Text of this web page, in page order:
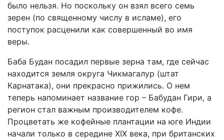
было нельзя. Но поскольку он взял всего семь
зерен (по священному числу в исламе), его
поступок расценили как совершенный во имя
веры.
Баба Будан посадил первые зерна там, где сейчас
находится земля округа Чикмагалур (штат
Карнатака), они прекрасно прижились. О нем
теперь напоминает название гор – Бабудан Гири, а
регион стал важным производителем кофе.
Процветать же кофейные плантации на юге Индии
начали только в середине XIX века, при британских